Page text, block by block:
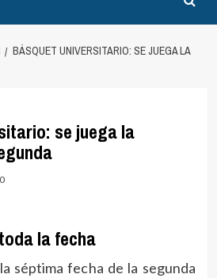
BÁSQUET UNIVERSITARIO: SE JUEGA LA
se juega la
0
la fecha
séptima fecha de la segunda